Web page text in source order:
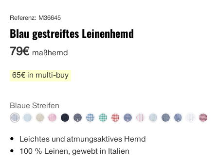
Referenz: M36645
Blau gestreiftes Leinenhemd
79€ maßhemd
65€ in multi-buy
Blaue Streifen
Leichtes und atmungsaktives Hemd
100 % Leinen, gewebt in Italien